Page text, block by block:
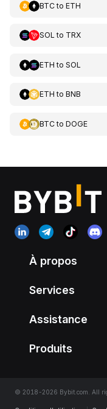
BTCto ETH
SOL to TRX
ETH to SOL
ETH to BNB
BTCto DOGE
À propos
Services
Assistance
Produits
© 2018-2026 Bybit.com. All